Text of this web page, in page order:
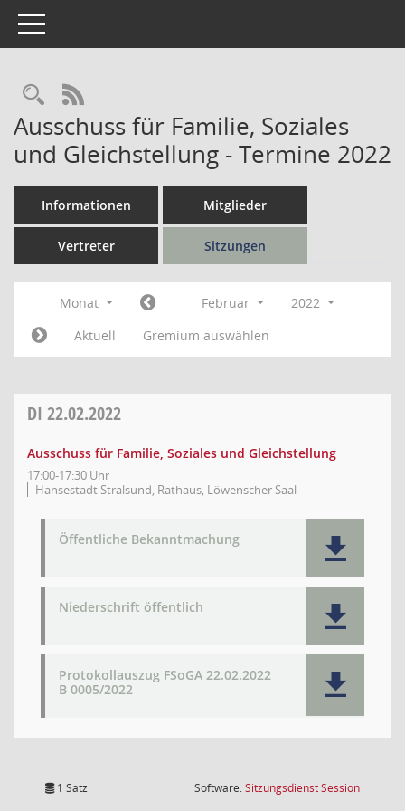
Toggle navigation
Rechercheauswahl
RSS-Feed
Ausschuss für Familie, Soziales
und Gleichstellung - Termine 2022
Informationen Mitglieder
Vertreter Sitzungen
Monat Februar
2022
Aktuell
Gremium auswählen
DI 22.02.2022
Ausschuss für Familie, Soziales und Gleichstellung
17:00-17:30 Uhr
Hansestadt Stralsund, Rathaus, Löwenscher Saal
Öffentliche Bekanntmachung
Niederschrift öffentlich
Protokollauszug FSoGA 22.02.2022
B 0005/2022
1 Satz Software:SitzungsdienstSession(Wird in